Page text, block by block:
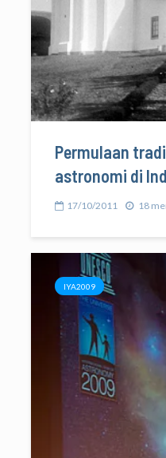
Permulaan
astronomi di
17/10/2011 18
IYA2009